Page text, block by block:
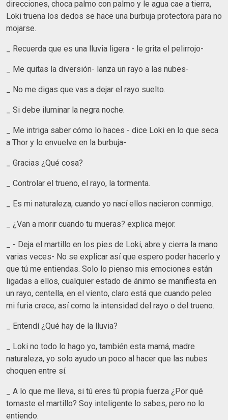
direcciones, choca palmo con palmo y le agua cae a tierra,
Loki truena los dedos se hace una burbuja protectora para no
mojarse.
_ Recuerda que es una lluvia ligera - le grita el pelirrojo-
_ Me quitas la diversión- lanza un rayo a las nubes-
_ No me digas que vas a dejar el rayo suelto.
_ Si debe iluminar la negra noche.
_ Me intriga saber cómo lo haces - dice Loki en lo que seca
a Thor y lo envuelve en la burbuja-
_ Gracias ¿Qué cosa?
_ Controlar el trueno, el rayo, la tormenta.
_ Es mi naturaleza, cuando yo nací ellos nacieron conmigo.
_ ¿Van a morir cuando tu mueras? explica mejor.
_ - Deja el martillo en los pies de Loki, abre y cierra la mano
varias veces- No se explicar así que espero poder hacerlo y
que tú me entiendas. Solo lo pienso mis emociones están
ligadas a ellos, cualquier estado de ánimo se manifiesta en
un rayo, centella, en el viento, claro está que cuando peleo
mi furia crece, así como la intensidad del rayo o del trueno.
_ Entendí ¿Qué hay de la lluvia?
_ Loki no todo lo hago yo, también esta mamá, madre
naturaleza, yo solo ayudo un poco al hacer que las nubes
choquen entre sí.
_ A lo que me lleva, si tú eres tú propia fuerza ¿Por qué
tomaste el martillo? Soy inteligente lo sabes, pero no lo
entiendo.